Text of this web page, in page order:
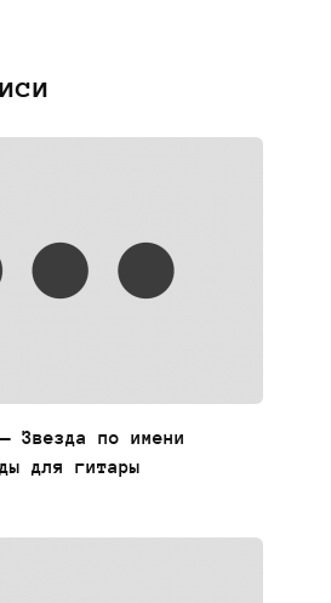
Звезда по имени
для гитары